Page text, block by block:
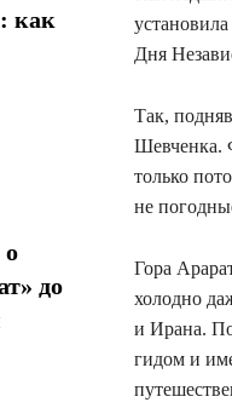
как
до
Дня
Так,
Шевченка.
только
не
Гора
холодно
и Ирана.
гидом и